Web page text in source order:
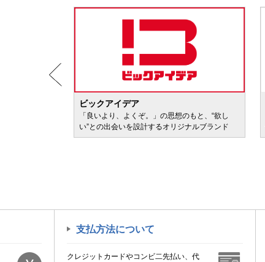
ビックアイデア
「良いより、よくぞ。」の思想のもと、“欲し
い”との出会いを設計するオリジナルブランド
支払方法について
クレジットカードやコンビ二先払い、代